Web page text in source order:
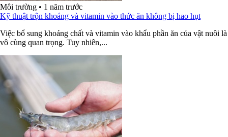
Môi trường • 1 năm trước
Kỹ thuật trộn khoáng và vitamin vào thức ăn không bị hao hụt
Việc bổ sung khoáng chất và vitamin vào khẩu phần ăn của vật nuôi là
vô cùng quan trọng. Tuy nhiên,...